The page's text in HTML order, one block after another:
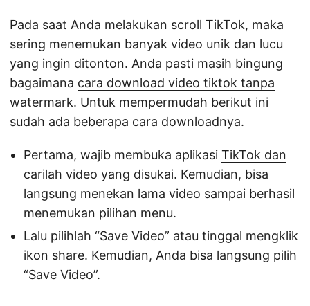
Pada saat Anda melakukan scroll TikTok, maka
sering menemukan banyak video unik dan lucu
yang ingin ditonton. Anda pasti masih bingung
bagaimana cara download video tiktok tanpa
watermark. Untuk mempermudah berikut ini
sudah ada beberapa cara downloadnya.
Pertama, wajib membuka aplikasi TikTok dan
carilah video yang disukai. Kemudian, bisa
langsung menekan lama video sampai berhasil
menemukan pilihan menu.
Lalu pilihlah “Save Video” atau tinggal mengklik
ikon share. Kemudian, Anda bisa langsung pilih
“Save Video”.